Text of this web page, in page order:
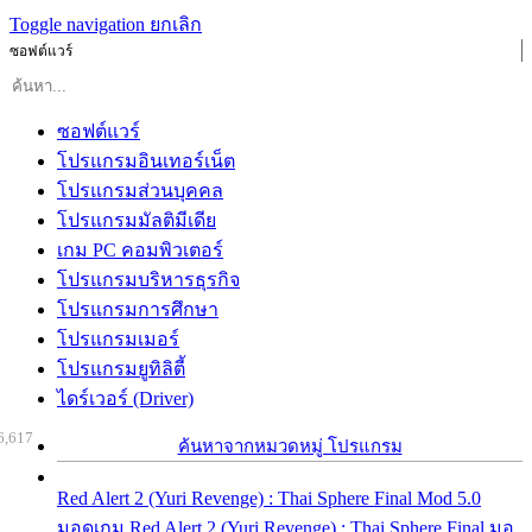
Toggle navigation ยกเลิก
ซอฟต์แวร์
ซอฟต์แวร์
โปรแกรมอินเทอร์เน็ต
โปรแกรมส่วนบุคคล
โปรแกรมมัลติมีเดีย
เกม PC คอมพิวเตอร์
โปรแกรมบริหารธุรกิจ
โปรแกรมการศึกษา
โปรแกรมเมอร์
โปรแกรมยูทิลิตี้
ไดร์เวอร์ (Driver)
ค้นหาจากหมวดหมู่ โปรแกรม
Red Alert 2 (Yuri Revenge) : Thai Sphere Final Mod 5.0
มอดเกม Red Alert 2 (Yuri Revenge) : Thai Sphere Final มอ